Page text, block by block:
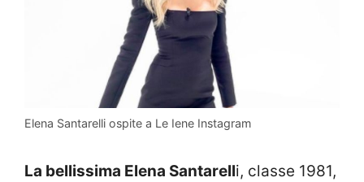
Elena Santarelli ospite a Le Iene Instagram
La bellissima Elena Santarelli, classe 1981,